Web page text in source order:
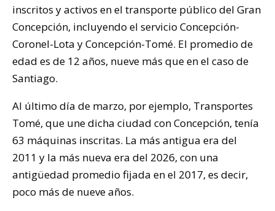
inscritos y activos en el transporte público del Gran
Concepción, incluyendo el servicio Concepción-
Coronel-Lota y Concepción-Tomé. El promedio de
edad es de 12 años, nueve más que en el caso de
Santiago.
Al último día de marzo, por ejemplo, Transportes
Tomé, que une dicha ciudad con Concepción, tenía
63 máquinas inscritas. La más antigua era del
2011 y la más nueva era del 2026, con una
antigüedad promedio fijada en el 2017, es decir,
poco más de nueve años.